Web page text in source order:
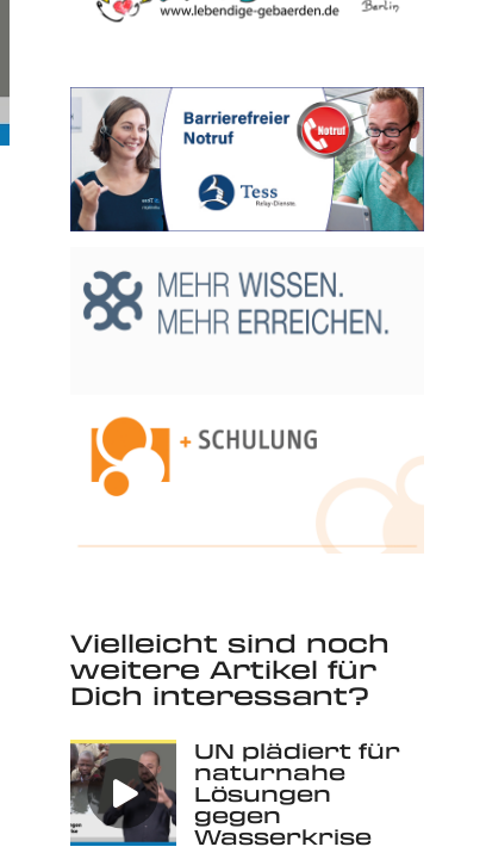
Vielleicht sind noch
weitere Artikel für
Dich interessant?
UN plädiert für
naturnahe
Lösungen
gegen
Wasserkrise